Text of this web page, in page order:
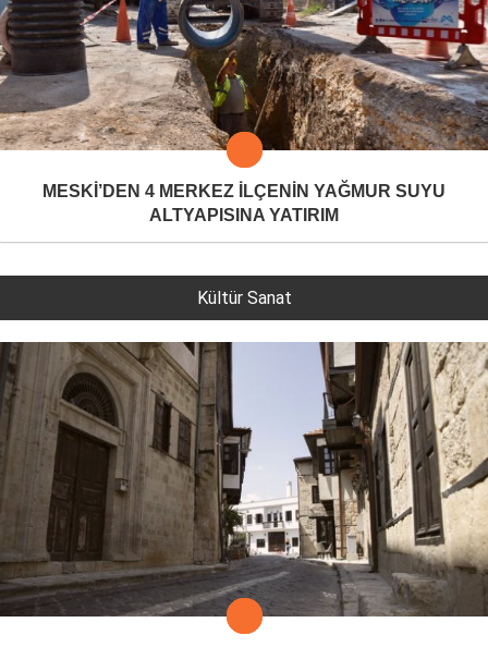
MESKİ’DEN 4 MERKEZ İLÇENİN YAĞMUR SUYU
ALTYAPISINA YATIRIM
Kültür Sanat